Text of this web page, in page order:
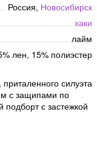
Россия, Новосибирск
хаки
лайм
лен, 15% полиэстер
силуэта
с защипами по
с застежкой